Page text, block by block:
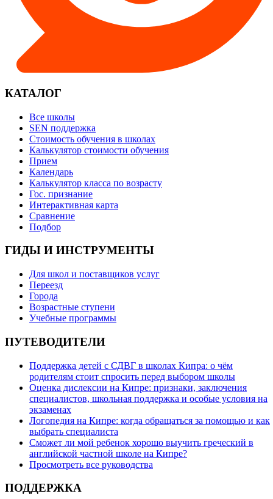
КАТАЛОГ
Все школы
SEN поддержка
Стоимость обучения в школах
Калькулятор стоимости обучения
Прием
Календарь
Калькулятор класса по возрасту
Гос. признание
Интерактивная карта
Сравнение
Подбор
ГИДЫ И ИНСТРУМЕНТЫ
Для школ и поставщиков услуг
Переезд
Города
Возрастные ступени
Учебные программы
ПУТЕВОДИТЕЛИ
Поддержка детей с СДВГ в школах Кипра: о чём
родителям стоит спросить перед выбором школы
Оценка дислексии на Кипре: признаки, заключения
специалистов, школьная поддержка и особые условия на
экзаменах
Логопедия на Кипре: когда обращаться за помощью и как
выбрать специалиста
Сможет ли мой ребенок хорошо выучить греческий в
английской частной школе на Кипре?
Просмотреть все руководства
ПОДДЕРЖКА